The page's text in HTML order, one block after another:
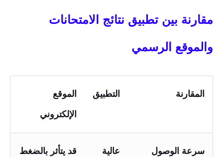
مقارنة بين تطبيق نتائج الامتحانات
والموقع الرسمي
المقارنة التطبيق الموقع
الإلكتروني
سرعة الوصول عالية قد يتأثر بالضغط